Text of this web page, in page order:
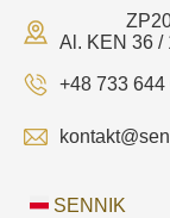
Al. KEN 36 /
+48 733 644
SENNIK